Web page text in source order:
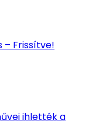
– Frissítve!
ihlették a